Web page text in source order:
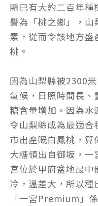
縣已有大約二百年種
譽為「桃之鄉」，山
素，從而令該地方盛
桃。
因為山梨縣被2300
氣候，日照時間長
糖含量增加。因為水
令山梨縣成為最適
市出產嘅白鳳桃，算
大糖領出自御坂，
宮位於甲府盆地最
冷，溫差大，所以
「一宮Premium」